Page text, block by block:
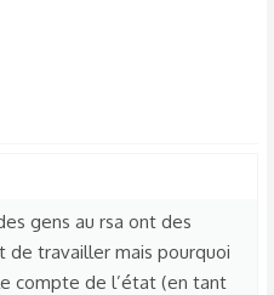
gens au rsa ont des
de travailler mais pourquoi
compte de l’état (en tant